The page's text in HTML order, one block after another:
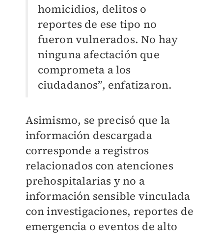
homicidios, delitos o
reportes de ese tipo no
fueron vulnerados. No hay
ninguna afectación que
comprometa a los
ciudadanos”, enfatizaron.
Asimismo, se precisó que la
información descargada
corresponde a registros
relacionados con atenciones
prehospitalarias y no a
información sensible vinculada
con investigaciones, reportes de
emergencia o eventos de alto